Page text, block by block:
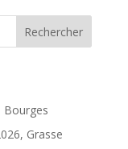
Rechercher
Bourges
Grasse